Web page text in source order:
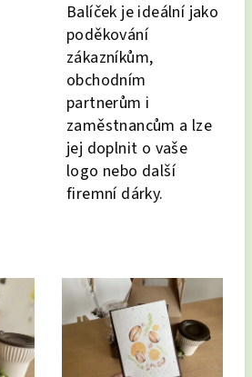
Balíček je ideální jako
poděkování
zákazníkům,
obchodním
partnerům i
zaměstnancům a lze
jej doplnit o vaše
logo nebo další
firemní dárky.